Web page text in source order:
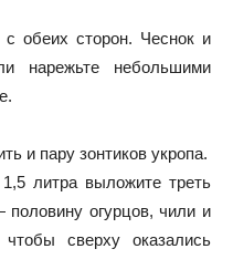
с обеих сторон. Чеснок и
нарежьте небольшими
и пару зонтиков укропа.
литра выложите треть
огурцов, чили и
сверху оказались